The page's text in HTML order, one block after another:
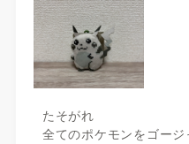
たそがれ
全てのポケモンをゴー